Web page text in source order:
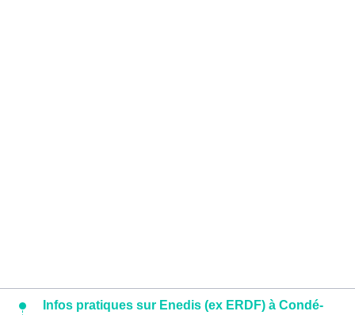
Infos pratiques sur Enedis (ex ERDF) à Condé-